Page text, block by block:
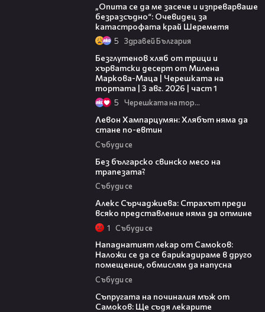
„Опита се да ме засече и изпреварваше
безразсъдно“: Очевидец за
катастрофата край Шереметя
5 Здравей България
Безглутенов хляб от трици и
хърватски десерт от Милена
Маркова-Маца | Черешката на
тортата | 3 авг. 2026 | част 1
5 Черешката на тортата
Левон Хампарцумян: Хлябът няма да
стане по-евтин
Събуди се
Без българско свинско месо на
трапезата?
Събуди се
Алекс Сърчаджиева: Страхът преди
всяко представление няма да отмине
1 Събуди се
Нападнатият лекар от Самоков:
Наложи се да се барикадираме в друго
помещение, обмислям да напусна
Събуди се
Съпругата на починалия мъж от
Самоков: Ще съдя лекарите